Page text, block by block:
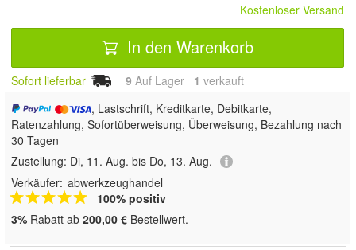
Kostenloser Versand
In den Warenkorb
Sofort lieferbar 9 Auf Lager 1 verkauft
, Lastschrift, Kreditkarte, Debitkarte,
Ratenzahlung, Sofortüberweisung, Überweisung, Bezahlung nach
30 Tagen
Zustellung: Di, 11. Aug. bis Do, 13. Aug.
Verkäufer: abwerkzeughandel
100% positiv
3% Rabatt ab 200,00 € Bestellwert.